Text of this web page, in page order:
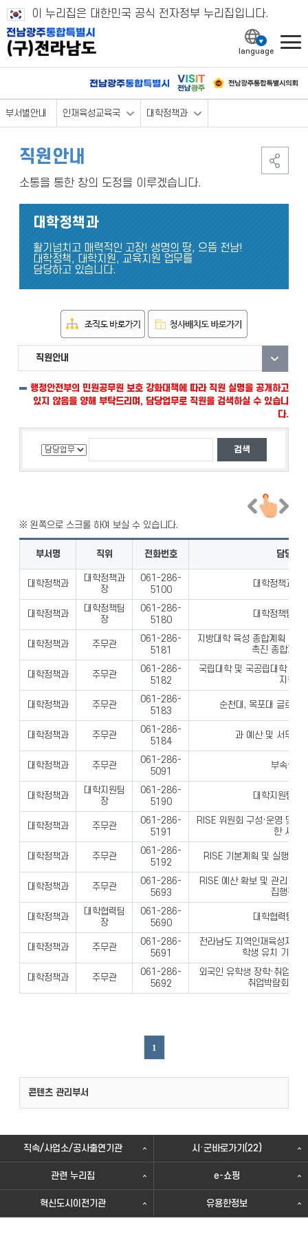
이 누리집은 대한민국 공식 전자정부 누리집입니다.
부서별안내 인재육성교육국 대학정책과
직원안내
소통을 통한 창의 도정을 이루겠습니다.
대학정책과
활기넘치고 매력적인 고장! 생명의 땅, 으뜸 전남!
대학정책, 대학지원, 교육지원 업무를
담당하고 있습니다.
직원안내
부서안내
자료실
행정안전부의 민원공무원 보호 강화대책에 따라 직원 실명을 공개하고
있지 않음을 양해 부탁드리며, 담당업무로 직원을 검색하실 수 있습니
다.
부서명 직위 전화번호 담당업
대학정책과
대학정책과
장
061-286-
5100
대학정책과 업
대학정책과
대학정책팀
장
061-286-
5180
대학정책팀 업
대학정책과 주무관
061-286-
5181
지방대학 육성 종합계획 정책
촉진 종합계획
대학정책과 주무관
061-286-
5182
국립대학 및 국공립대학 통
지원 등
대학정책과 주무관
061-286-
5183
순천대, 목포대 글로컬
대학정책과 주무관
061-286-
5184
과 예산 및 서무에
대학정책과 주무관
061-286-
5091
부속실
대학정책과
대학지원팀
장
061-286-
5190
대학지원팀 업
대학정책과 주무관
061-286-
5191
RISE 위원회 구성·운영 및
한 사항
대학정책과 주무관
061-286-
5192
RISE 기본계획 및 실행계
대학정책과 주무관
061-286-
5693
RISE 예산 확보 및 관리 및
집행관리
대학정책과
대학협력팀
장
061-286-
5690
대학협력팀 업
대학정책과 주무관
061-286-
5691
전라남도 지역인재육성지원
학생 유치 기본
대학정책과 주무관
061-286-
5692
외국인 유학생 장학·취업·정
취업박람회 행
1
콘텐츠 관리부서
직속/사업소/공사출연기관 시·군바로가기(22)
관련 누리집 e-쇼핑
혁신도시이전기관 유용한정보